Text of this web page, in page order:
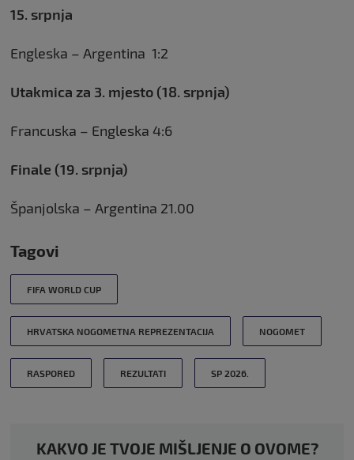
15. srpnja
Engleska – Argentina 1:2
Utakmica za 3. mjesto (18. srpnja)
Francuska – Engleska 4:6
Finale (19. srpnja)
Španjolska – Argentina 21.00
Tagovi
FIFA WORLD CUP
HRVATSKA NOGOMETNA REPREZENTACIJA NOGOMET
RASPORED REZULTATI SP 2026.
KAKVO JE TVOJE MIŠLJENJE O OVOME?